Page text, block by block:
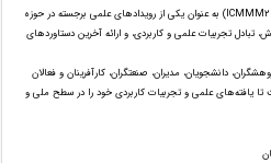
دوازدهمین کنفرانس بین‌المللی مدیریت و صنعت (ICMMM2026) به عنوان یکی از رویدادهای علمی برجسته در حوزه
تجربیات علمی و کاربردی، و ارائه آخرین دستاوردهای
دانشجویان، مدیران، صنعتگران، کارآفرینان و فعالان
یافته‌های علمی و تجربیات کاربردی خود را در سطح ملی و